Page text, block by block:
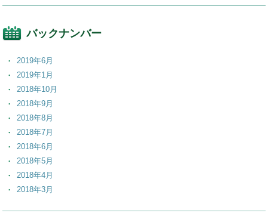
バックナンバー
2019年6月
2019年1月
2018年10月
2018年9月
2018年8月
2018年7月
2018年6月
2018年5月
2018年4月
2018年3月